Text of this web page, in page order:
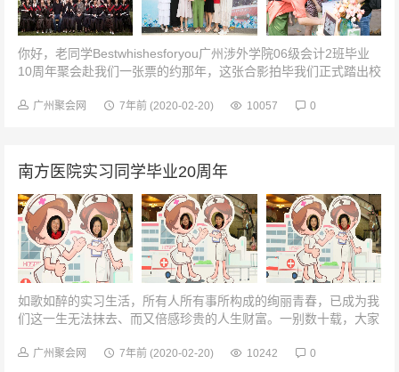
你好，老同学Bestwhishesforyou广州涉外学院06级会计2班毕业
10周年聚会赴我们一张票的约那年，这张合影拍毕我们正式踏出校
离...广州聚会网 7年前 (2020-02-20) 10057 0
南方医院实习同学毕业20周年
如歌如醉的实习生活，所有人所有事所构成的绚丽青春，已成为我
们这一生无法抹去、而又倍感珍贵的人生财富。一别数十载，大家
成就了不同的成功失败和辉煌...
广州聚会网 7年前 (2020-02-20) 10242 0